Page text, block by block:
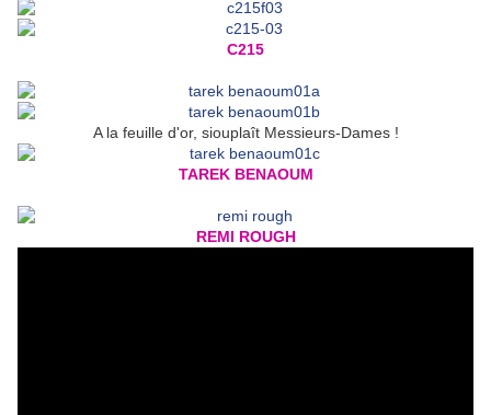
C215
A la feuille d'or, siouplaît Messieurs-Dames !
TAREK BENAOUM
REMI ROUGH